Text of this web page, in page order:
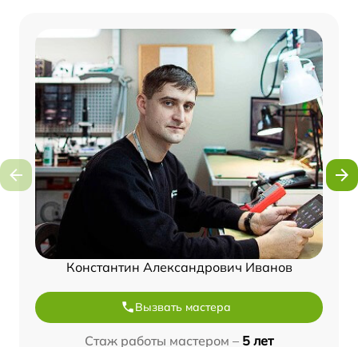
Константин Александрович Иванов
Вызвать мастера
Стаж работы мастером – 5 лет